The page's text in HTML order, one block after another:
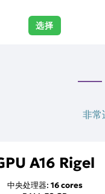
选择
非常
A16 Rigel
中央处理器: 16 cores